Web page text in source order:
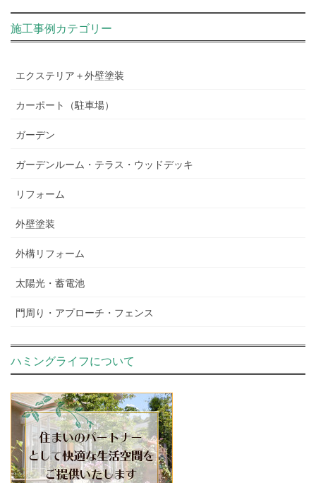
施工事例カテゴリー
エクステリア＋外壁塗装
カーポート（駐車場）
ガーデン
ガーデンルーム・テラス・ウッドデッキ
リフォーム
外壁塗装
外構リフォーム
太陽光・蓄電池
門周り・アプローチ・フェンス
ハミングライフについて